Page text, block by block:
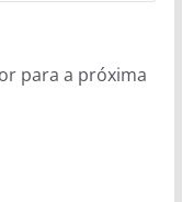
para a próxima